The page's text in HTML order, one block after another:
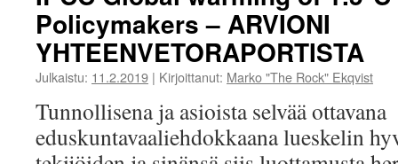
Policymakers – ARVIONI
YHTEENVETORAPORTISTA
Julkaistu: 11.2.2019 | Kirjoittanut: Marko "The Rock" Ekqvist
Tunnollisena ja asioista selvää ottavana
eduskuntavaaliehdokkaana lueskelin